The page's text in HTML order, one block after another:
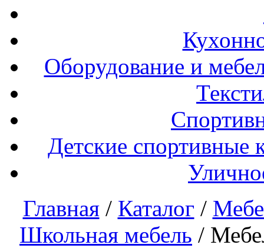
Оборудование и
Детские спортивные
Главная/ Каталог /
Школьная мебель /